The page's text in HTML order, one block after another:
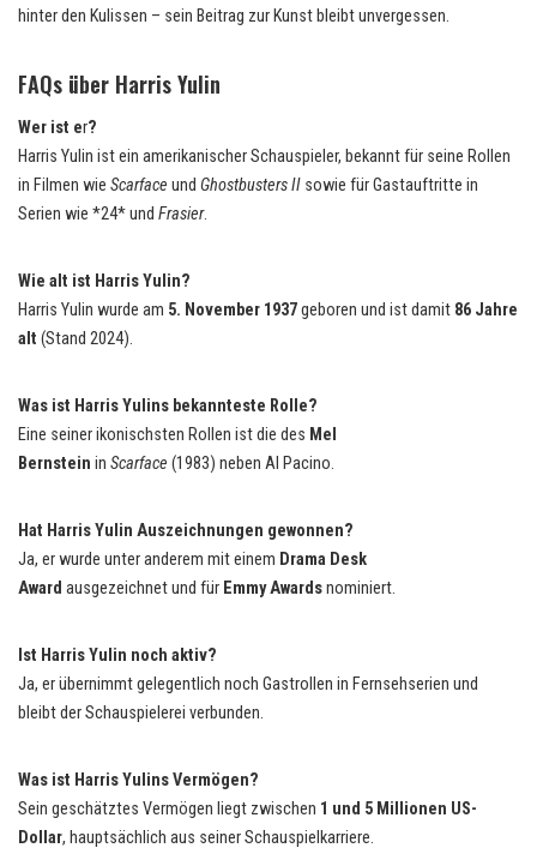
hinter den Kulissen – sein Beitrag zur Kunst bleibt unvergessen.
FAQs über Harris Yulin
Wer ist er?
Harris Yulin ist ein amerikanischer Schauspieler, bekannt für seine Rollen
in Filmen wie Scarface und Ghostbusters II sowie für Gastauftritte in
Serien wie *24* und Frasier.
Wie alt ist Harris Yulin?
Harris Yulin wurde am 5. November 1937geboren und ist damit 86 Jahre
alt (Stand 2024).
Was ist Harris Yulins bekannteste Rolle?
Eine seiner ikonischsten Rollen ist die des Mel
Bernstein in Scarface (1983) neben Al Pacino.
Hat Harris Yulin Auszeichnungen gewonnen?
Ja, er wurde unter anderem mit einem Drama Desk
Award ausgezeichnet und für Emmy Awardsnominiert.
Ist Harris Yulin noch aktiv?
Ja, er übernimmt gelegentlich noch Gastrollen in Fernsehserien und
bleibt der Schauspielerei verbunden.
Was ist Harris Yulins Vermögen?
Sein geschätztes Vermögen liegt zwischen 1 und 5 Millionen US-
Dollar, hauptsächlich aus seiner Schauspielkarriere.